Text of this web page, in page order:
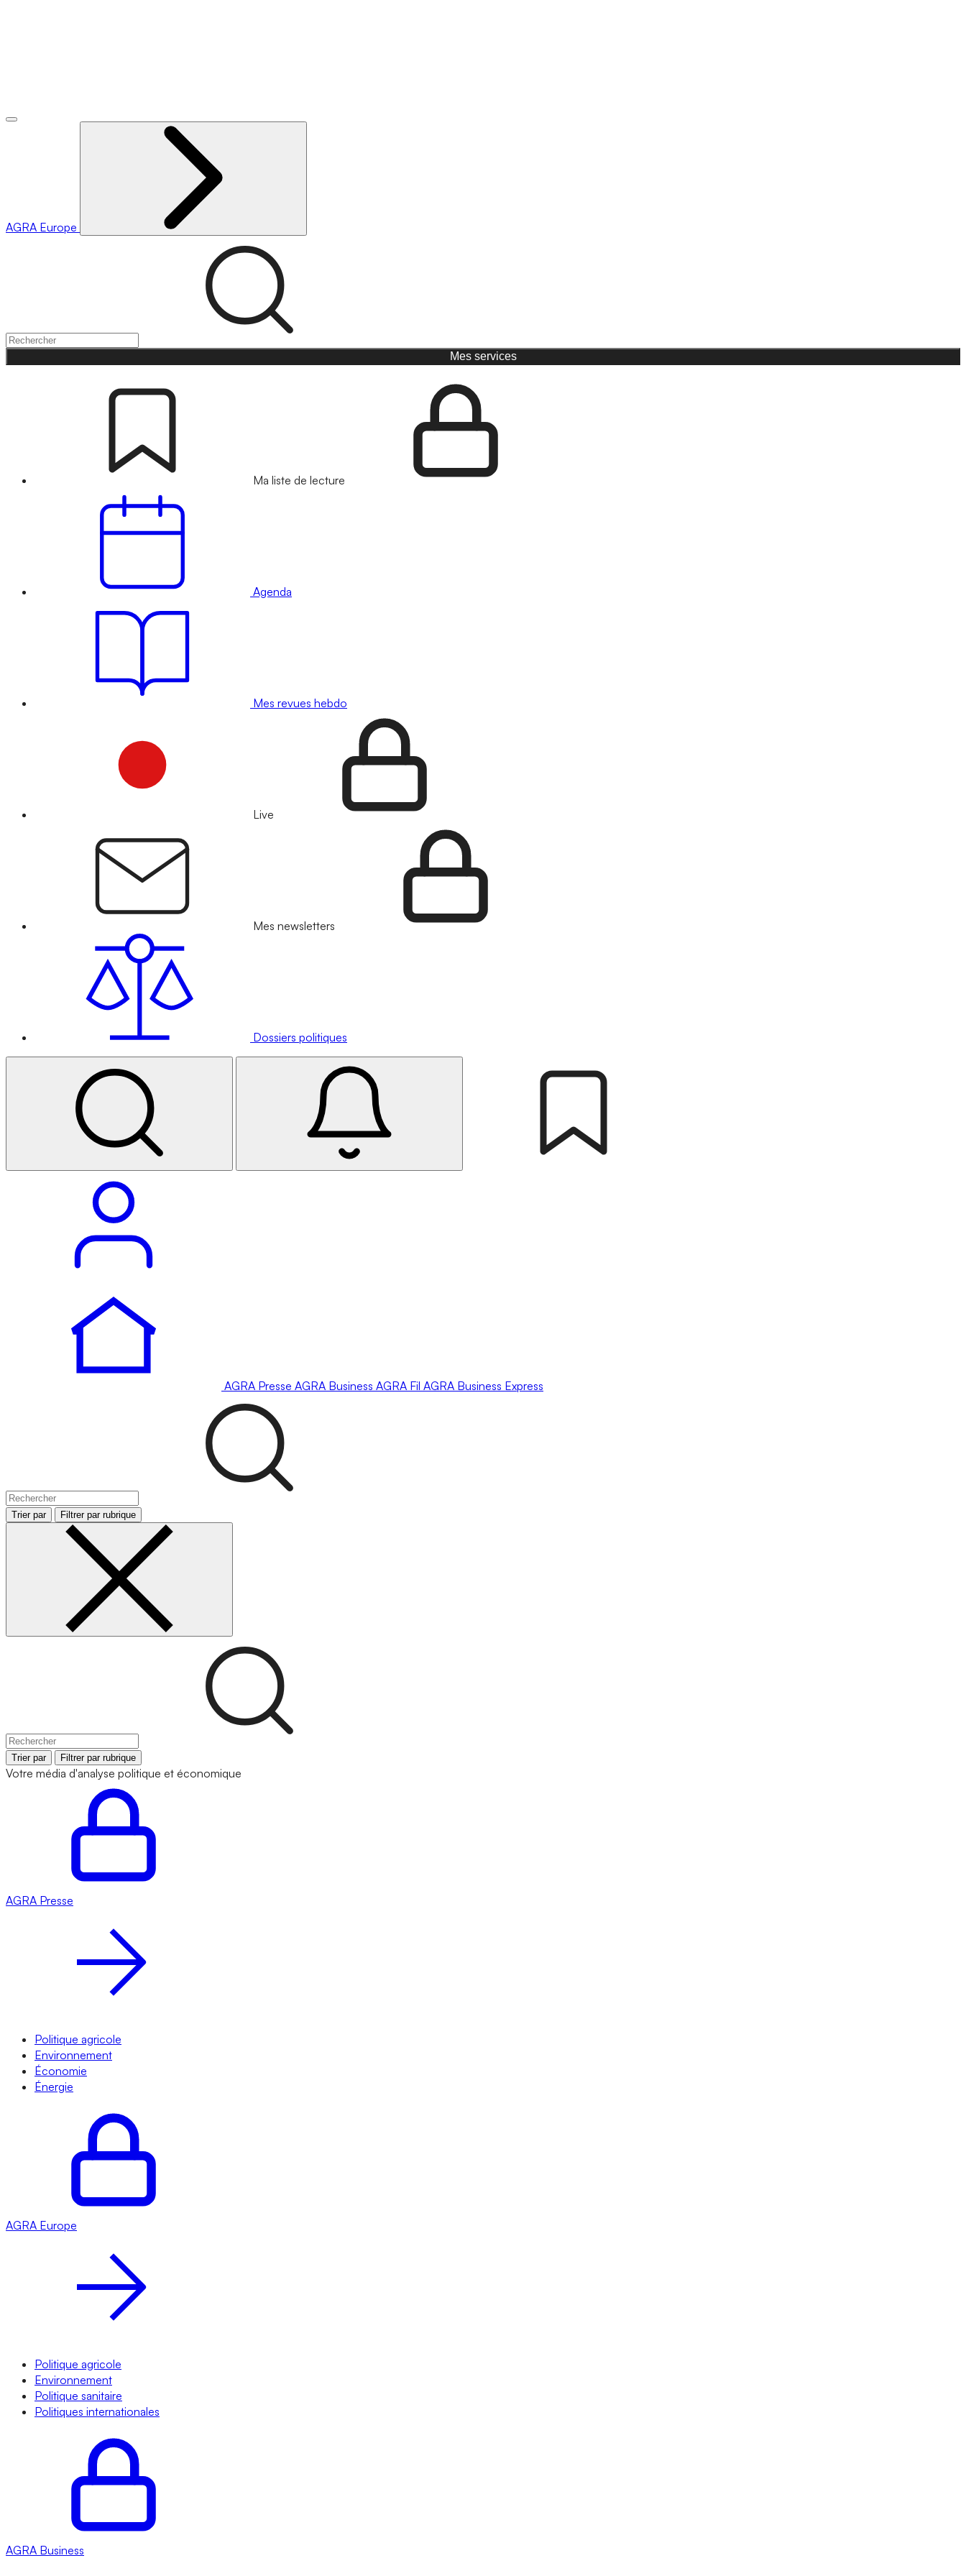
AGRA Europe
Mes services
Ma liste de lecture
Agenda
Mes revues hebdo
Live
Mes newsletters
Dossiers politiques
AGRA Presse AGRA Business AGRA Fil AGRA Business Express
Trier par Filtrer par rubrique
Trier par Filtrer par rubrique
Votre média d'analyse politique et économique
AGRA Presse
Politique agricole
Environnement
Économie
Énergie
AGRA Europe
Politique agricole
Environnement
Politique sanitaire
Politiques internationales
AGRA Business